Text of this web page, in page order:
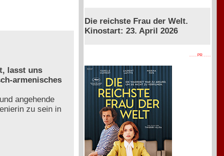
lasst uns
armenisches
angehende
zu sein in
Die reichste Frau der Welt.
Kinostart: 23. April 2026
. . . . PR . . . .